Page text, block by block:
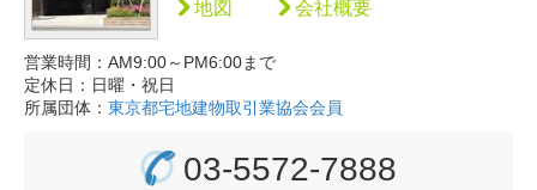
地図 会社概要
営業時間：AM9:00～PM6:00まで
定休日：日曜・祝日
所属団体： 東京都宅地建物取引業協会会員
03-5572-7888